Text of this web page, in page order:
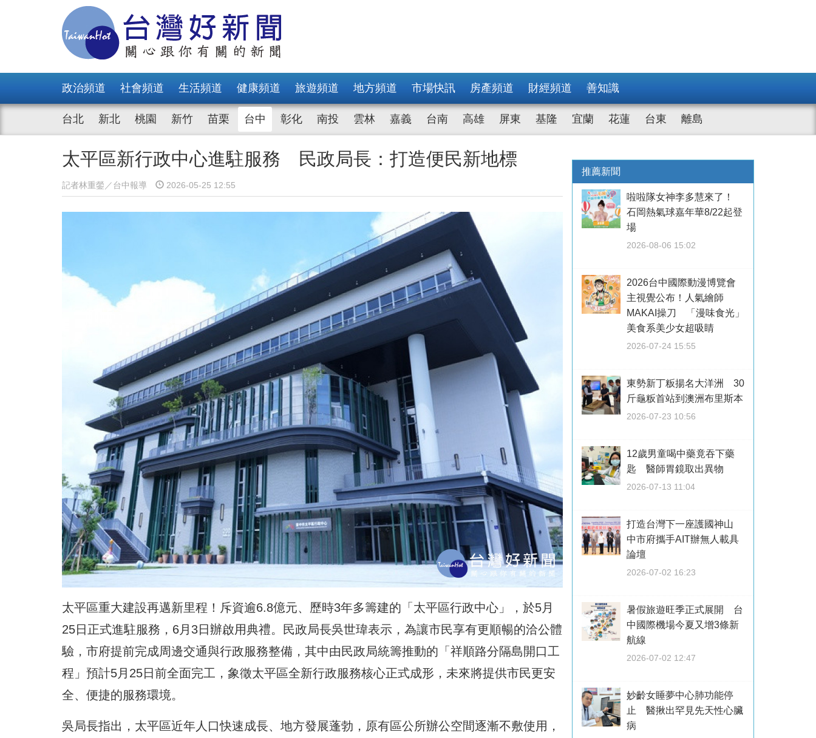
政治頻道 社會頻道 生活頻道 健康頻道 旅遊頻道 地方頻道 市場快訊 房產頻道 財經頻道 善知識
台北 新北 桃園 新竹 苗栗 台中 彰化 南投 雲林 嘉義 台南 高雄 屏東 基隆 宜蘭 花蓮 台東 離島
太平區新行政中心進駐服務 民政局長：打造便民新地標
記者林重鎣／台中報導 2026-05-25 12:55
太平區重大建設再邁新里程！斥資逾6.8億元、歷時3年多籌建的「太平區行政中心」，於5月
25日正式進駐服務，6月3日辦啟用典禮。民政局長吳世瑋表示，為讓市民享有更順暢的洽公體
驗，市府提前完成周邊交通與行政服務整備，其中由民政局統籌推動的「祥順路分隔島開口工
程」預計5月25日前全面完工，象徵太平區全新行政服務核心正式成形，未來將提供市民更安
全、便捷的服務環境。
吳局長指出，太平區近年人口快速成長、地方發展蓬勃，原有區公所辦公空間逐漸不敷使用，
推薦新聞
啦啦隊女神李多慧來了！
石岡熱氣球嘉年華8/22起登
場
2026-08-06 15:02
2026台中國際動漫博覽會
主視覺公布！人氣繪師
MAKAI操刀 「漫味食光」
美食系美少女超吸睛
2026-07-24 15:55
東勢新丁粄揚名大洋洲 30
斤龜粄首站到澳洲布里斯本
2026-07-23 10:56
12歲男童喝中藥竟吞下藥
匙 醫師胃鏡取出異物
2026-07-13 11:04
打造台灣下一座護國神山
中市府攜手AIT辦無人載具
論壇
2026-07-02 16:23
暑假旅遊旺季正式展開 台
中國際機場今夏又增3條新
航線
2026-07-02 12:47
妙齡女睡夢中心肺功能停
止 醫揪出罕見先天性心臟
病